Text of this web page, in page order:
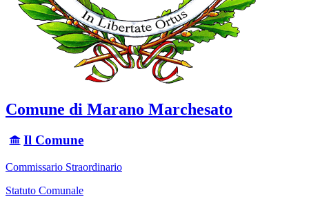
Comune di Marano Marchesato
Il Comune
Commissario Straordinario
Statuto Comunale